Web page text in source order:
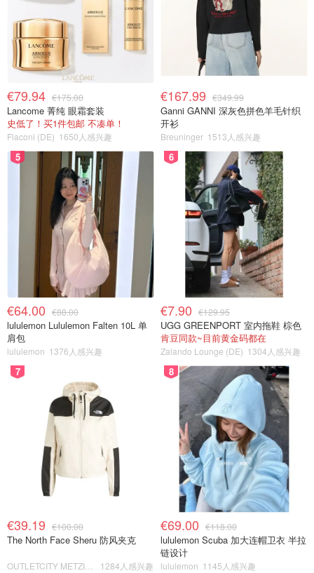
€79.94 €175.00
Lancome 菁纯 眼霜套装
史低了！买1件包邮 不凑单！
Flaconi (DE) 1650人感兴趣
€167.99 €349.99
Ganni GANNI 深灰色拼色羊毛针织
开衫
Breuninger 1513人感兴趣
5
€64.00 €88.00
lululemon Lululemon Falten 10L 单
肩包
lululemon 1376人感兴趣
6
€7.90 €129.95
UGG GREENPORT 室内拖鞋 棕色
肯豆同款~目前黄金码都在
Zalando Lounge (DE) 1304人感兴趣
7
€39.19 €100.00
The North Face Sheru 防风夹克
1284人感兴趣
8
€69.00 €118.00
lululemon Scuba 加大连帽卫衣 半拉
链设计
lululemon 1145人感兴趣